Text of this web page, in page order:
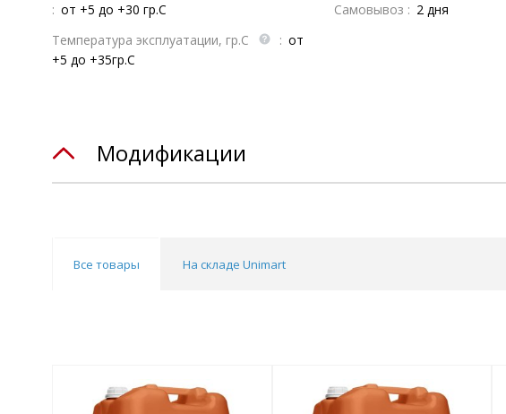
: от +5 до +30 гр.С
Температура эксплуатации, гр.С
: от
+5 до +35гр.С
Самовывоз : 2 дня
Модификации
Все товары На складе Unimart